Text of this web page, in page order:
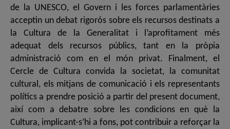
de la UNESCO, el Govern i les forces parlamentàries
acceptin un debat rigorós sobre els recursos destinats a
la Cultura de la Generalitat i l’aprofitament més
adequat dels recursos públics, tant en la pròpia
administració com en el món privat. Finalment, el
Cercle de Cultura convida la societat, la comunitat
cultural, els mitjans de comunicació i els representants
polítics a prendre posició a partir del present document,
així com a debatre sobre les condicions en què la
Cultura, implicant-s’hi a fons, pot contribuir a reforçar la